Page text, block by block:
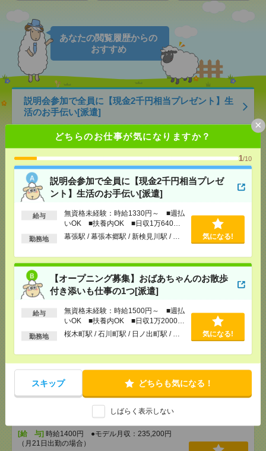
どちらのお仕事が気になりますか？
1/10
説明会参加で全員に【現金2千円相当プレゼ
ント】生活のお手伝い[派遣]
給与
無資格未経験：時給1330円～ ■週払
いOK ■扶養内OK ■日収1万640円
以上
勤務地 幕張駅 / 幕張本郷駅 / 新検見川駅 / … 気になる!
【オープニング募集】おばあちゃんのお散歩
付き添いも仕事の1つ[派遣]
給与
無資格未経験：時給1500円～ ■週払
いOK ■扶養内OK ■日収1万2000円
以上
勤務地 桜木町駅 / 石川町駅 / 日ノ出町駅 / … 気になる!
スキップ どちらも気になる！
しばらく表示しない
×
あなたの閲覧履歴からの
おすすめ
説明会参加で全員に【現金2千円相当プレゼント】生
活のお手伝い[派遣]
無資格未経験：時給1330円～ ■週払い
[交通費]交通費全額支給
[勤務地]幕張駅/幕張本郷駅/新検見川駅/…
気になる！
【オープニング募集】おばあちゃんのお散歩付き添
いも仕事の1つ[派遣]
[給 与] 無資格未経験：時給1500円～ ■週払い
OK ■扶養内OK ■日収1万2000円以上
[交通費]交通費全額支給
[勤務地]桜木町駅/石川町駅/日ノ出町駅/…
気になる！
正社員登用実績あり＊【オシャレ環境×服自由！】時
間に追われずのびのび＊事務サポ[派遣]
[給 与]時給1600円 月収例 224,000円
[月収例]20～25万円
千葉駅から徒歩7分/東千葉駅から徒歩6分
気になる！
9月開始【クリニック受付】難しいスキルは不要で
[給 与] 時給1400円 ●モデル月収：235,200円
（月21日出勤の場合）